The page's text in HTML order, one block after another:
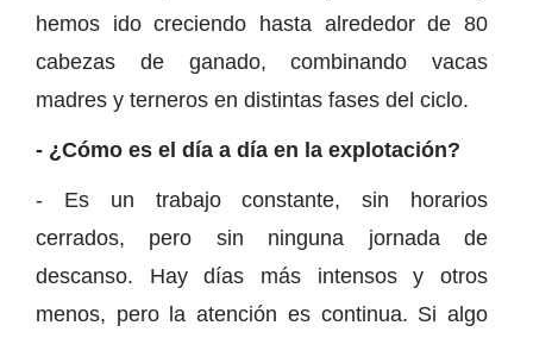
hemos ido creciendo hasta alrededor de 80
cabezas de ganado, combinando vacas
madres y terneros en distintas fases del ciclo.
- ¿Cómo es el día a día en la explotación?
- Es un trabajo constante, sin horarios
cerrados, pero sin ninguna jornada de
descanso. Hay días más intensos y otros
menos, pero la atención es continua. Si algo